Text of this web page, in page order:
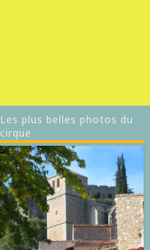
Les plus belles photos du
cirque